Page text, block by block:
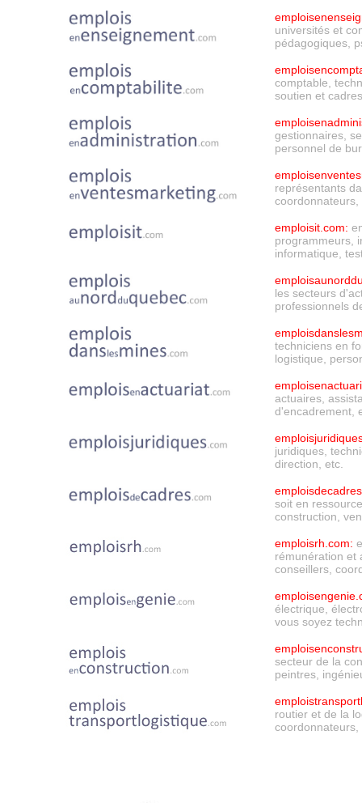
universités et
pédagogiques,
comptable,
soutien et
gestionnaires,
personnel de
représentants
emploisit.com:
programmeurs,
informatique,
les secteurs
professionnels
techniciens en
logistique,
actuaires,
d'encadrement,
juridiques,
direction, etc.
soit en
construction,
emploisrh.com:
rémunération et
conseillers,
électrique,
vous soyez
secteur de la
peintres,
routier et de la
coordonnateurs,